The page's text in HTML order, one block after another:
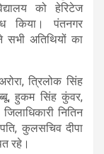
को हेरिटेज
किया। पंतनगर
सभी अतिथियों का
त्रिलोक सिंह
हुकम सिंह कुंवर,
नितिन
कुलसचिव दीपा
रहे।